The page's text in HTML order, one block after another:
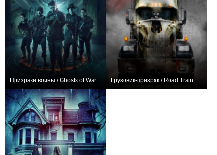
Призраки войны / Ghosts of War Грузовик-призрак / Road Train